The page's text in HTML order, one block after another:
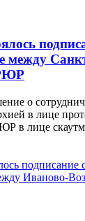
между
о
в лице
в лице